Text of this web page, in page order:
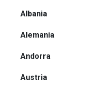
Albania
Alemania
Andorra
Austria